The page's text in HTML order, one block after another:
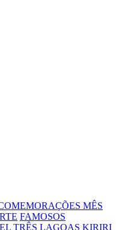
MÊS
FAMOSOS
TRÊS LAGOAS KIRIRI